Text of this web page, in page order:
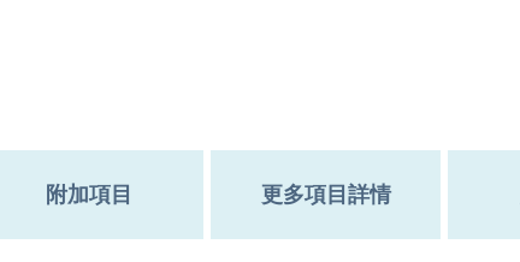
附加項目 更多項目詳情